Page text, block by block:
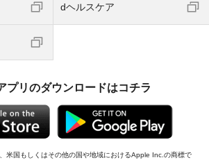
dヘルスケア
プリのダウンロードはコチラ
米国もしくはその他の国や地域におけるApple Inc.の商標で